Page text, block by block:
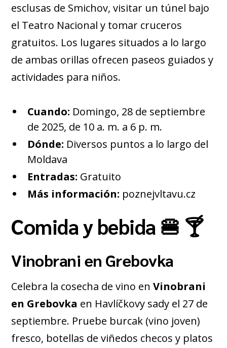
esclusas de Smichov, visitar un túnel bajo
el Teatro Nacional y tomar cruceros
gratuitos. Los lugares situados a lo largo
de ambas orillas ofrecen paseos guiados y
actividades para niños.
Cuando: Domingo, 28 de septiembre
de 2025, de 10 a. m. a 6 p. m.
Dónde: Diversos puntos a lo largo del
Moldava
Entradas: Gratuito
Más información: poznejvltavu.cz
Comida y bebida 🍔 🍸
Vinobrani en Grebovka
Celebra la cosecha de vino enVinobrani
en Grebovka en Havlíčkovy sady el 27 de
septiembre. Pruebe burcak (vino joven)
fresco, botellas de viñedos checos y platos